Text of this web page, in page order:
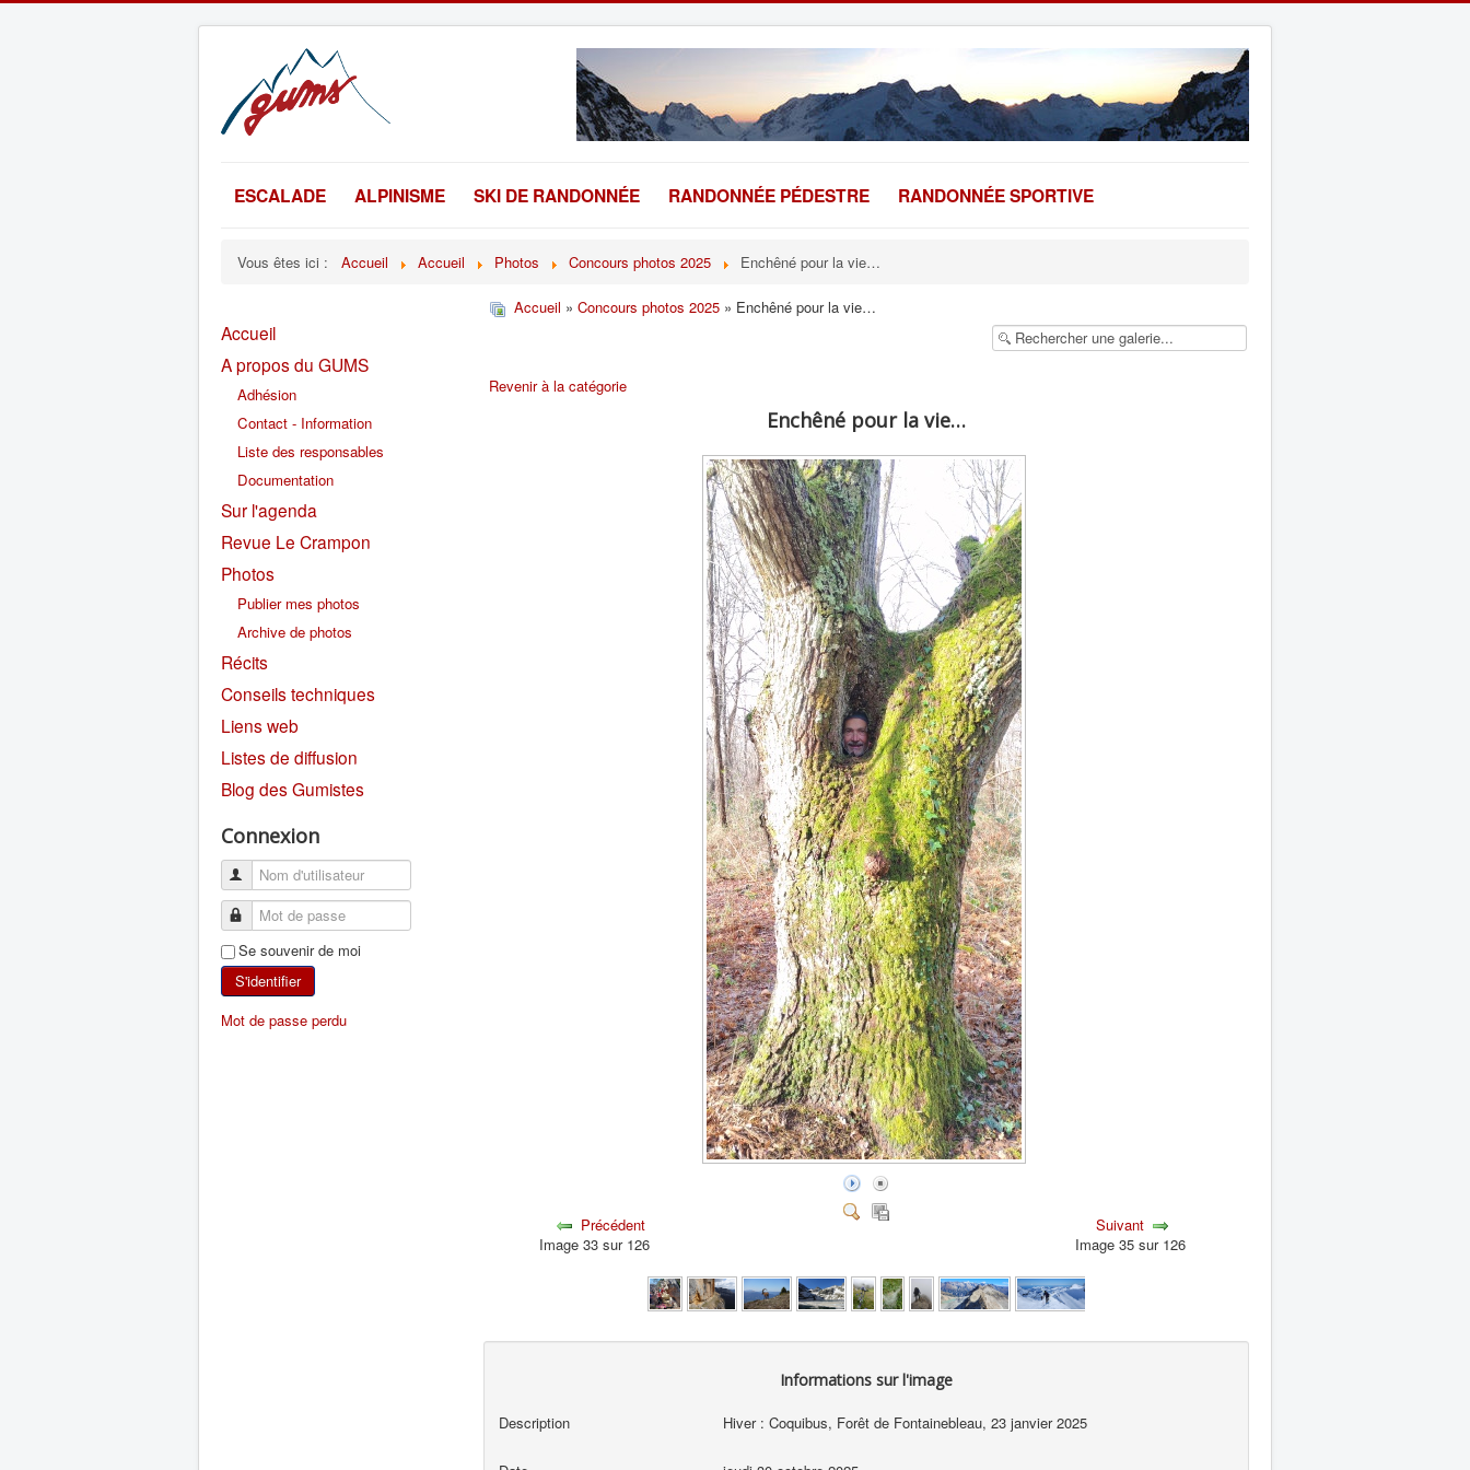
ESCALADE ALPINISME SKI DE RANDONNÉE RANDONNÉE PÉDESTRE RANDONNÉE SPORTIVE
Vous êtes ici : Accueil Accueil Photos Concours photos 2025 Enchêné pour la vie…
Accueil
A propos du GUMS
Adhésion
Contact - Information
Liste des responsables
Documentation
Sur l'agenda
Revue Le Crampon
Photos
Publier mes photos
Archive de photos
Récits
Conseils techniques
Liens web
Listes de diffusion
Blog des Gumistes
Connexion
Se souvenir de moi
S'identifier
Mot de passe perdu
Accueil » Concours photos 2025 » Enchêné pour la vie…
Revenir à la catégorie
Enchêné pour la vie…
Précédent
Image 33 sur 126
Suivant
Image 35 sur 126
Informations sur l'image
Description Hiver : Coquibus, Forêt de Fontainebleau, 23 janvier 2025